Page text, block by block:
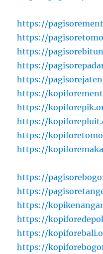
https://
https://
https://
https://
https://
https://
https://
https://
https://
https://
https://
https://
https://
https://
https://
https://